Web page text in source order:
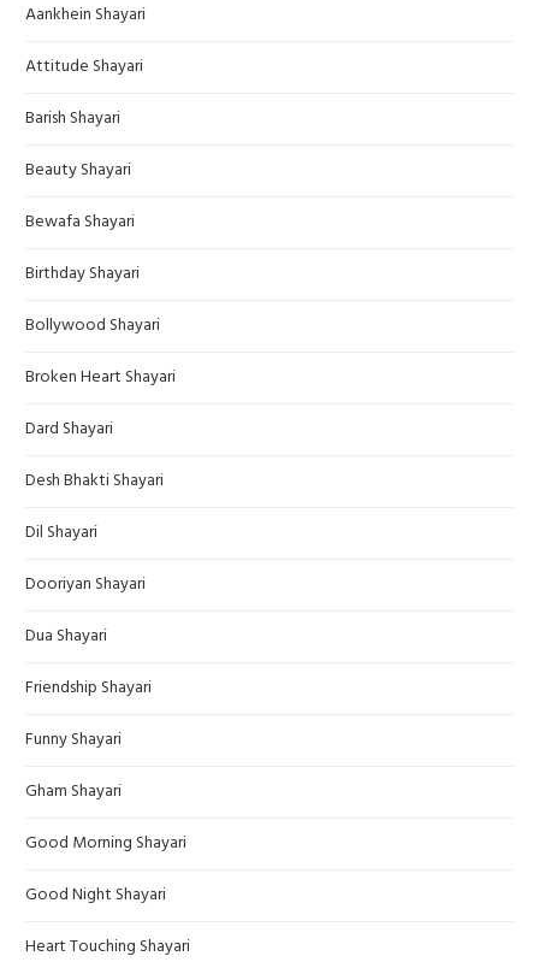
Aankhein Shayari
Attitude Shayari
Barish Shayari
Beauty Shayari
Bewafa Shayari
Birthday Shayari
Bollywood Shayari
Broken Heart Shayari
Dard Shayari
Desh Bhakti Shayari
Dil Shayari
Dooriyan Shayari
Dua Shayari
Friendship Shayari
Funny Shayari
Gham Shayari
Good Morning Shayari
Good Night Shayari
Heart Touching Shayari